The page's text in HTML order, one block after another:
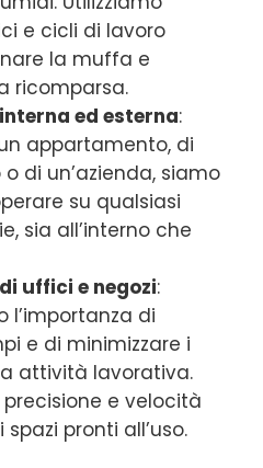
e cicli di lavoro
la muffa e
ricomparsa.
ed esterna:
appartamento, di
di un’azienda, siamo
su qualsiasi
sia all’interno che
uffici e negozi:
l’importanza di
e di minimizzare i
attività lavorativa.
e velocità
pronti all’uso.